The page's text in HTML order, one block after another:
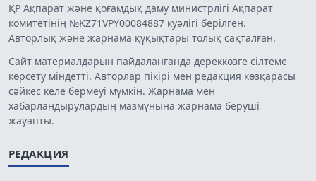
ҚР Ақпарат және қоғамдық даму министрлігі Ақпарат
комитетінің №KZ71VPY00084887 куәлігі берілген.
Авторлық және жарнама құқықтары толық сақталған.
Сайт материалдарын пайдаланғанда дереккөзге сілтеме
көрсету міндетті. Авторлар пікірі мен редакция көзқарасы
сәйкес келе бермеуі мүмкін. Жарнама мен
хабарландырулардың мазмұнына жарнама беруші
жауапты.
РЕДАКЦИЯ